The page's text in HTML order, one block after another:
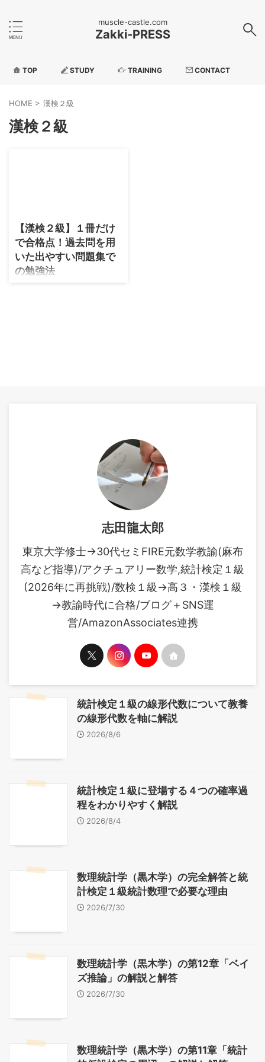
muscle-castle.com
Zakki-PRESS
TOP STUDY TRAINING CONTACT
HOME > 漢検２級
漢検２級
【漢検２級】１冊だけ
で合格点！過去問を用
いた出やすい問題集で
の勉強法
できる環境が整います。目次
をご覧ください！ 漢検２級の
合格点・合格率・日程につい
て 漢字検定２級の合格率は
20%におさまる程度に設定さ
志田龍太郎
東京大学修士→30代セミFIRE元数学教諭(麻布
高など指導)/アクチュアリー数学,統計検定１級
(2026年に再挑戦)/数検１級→高３・漢検１級
→教諭時代に合格/ブログ＋SNS運
営/AmazonAssociates連携
統計検定１級の線形代数について教養
の線形代数を軸に解説
2026/8/6
統計検定１級に登場する４つの確率過
程をわかりやすく解説
2026/8/4
数理統計学（黒木学）の完全解答と統
計検定１級統計数理で必要な理由
2026/7/30
数理統計学（黒木学）の第12章「ベイ
ズ推論」の解説と解答
2026/7/30
数理統計学（黒木学）の第11章「統計